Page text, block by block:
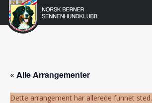
Gå
Norsk
Berner
« Alle Arrangementer
Dette arrangement har allerede funnet sted.